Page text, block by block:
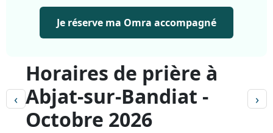
Je réserve ma Omra accompagné
‹
Horaires de prière à
Abjat-sur-Bandiat -
Octobre 2026
›